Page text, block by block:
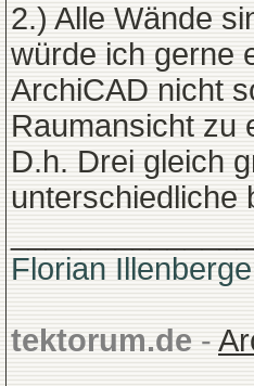
2.) Alle Wände
würde ich gerne
ArchiCAD nicht
Raumansicht zu
D.h. Drei gleich
unterschiedliche
Florian
tektorum.de -